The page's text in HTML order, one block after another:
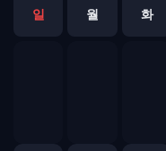
일 월 화